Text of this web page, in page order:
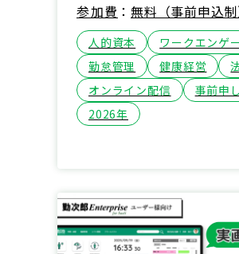
参加費
無料（事前申込制
人的資本
ワークエンゲ
勤怠管理
健康経営
オンライン配信
事前申
2026年